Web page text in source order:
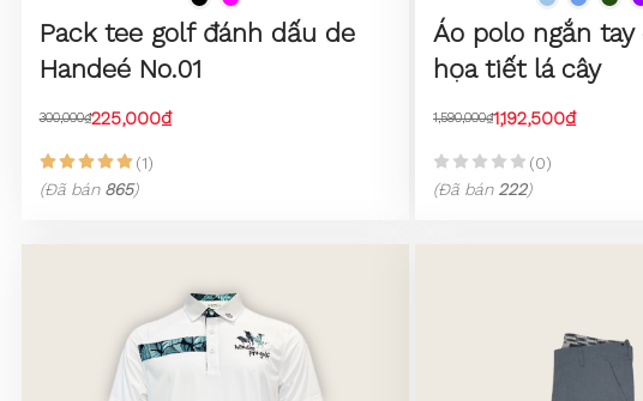
Pack tee golf đánh dấu de
Handeé No.01
300,000₫225,000₫
(1)
(Đã bán 865)
Áo polo ngắn tay
họa tiết lá cây
1,590,000₫1,192,500₫
(0)
(Đã bán 222)